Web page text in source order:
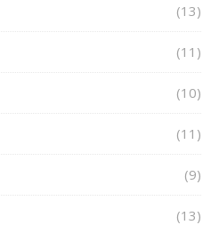
(13)
(11)
(10)
(11)
(9)
(13)